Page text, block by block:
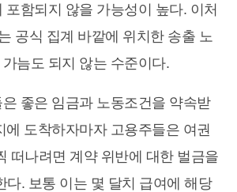
포함되지 않을 가능성이 높다. 이처
공식 집계 바깥에 위치한 송출 노
늠도 되지 않는 수준이다.
좋은 임금과 노동조건을 약속받
에 도착하자마자 고용주들은 여권
떠나려면 계약 위반에 대한 벌금을
다. 보통 이는 몇 달치 급여에 해당